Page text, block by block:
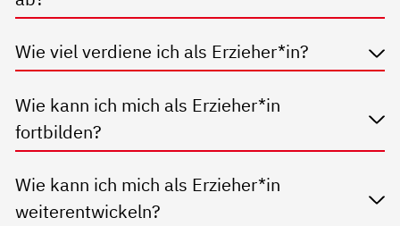
Wie viel verdiene ich als Erzieher*in?
Wie kann ich mich als Erzieher*in
fortbilden?
Wie kann ich mich als Erzieher*in
weiterentwickeln?